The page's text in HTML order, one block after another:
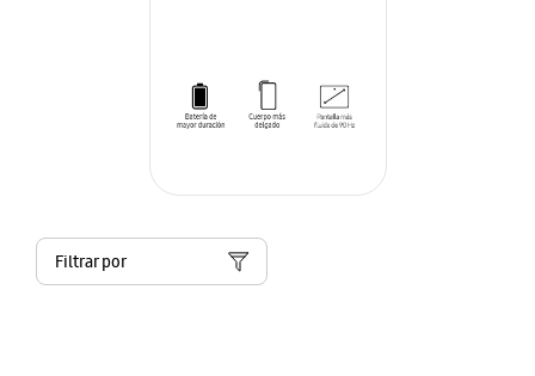
Filtrar por